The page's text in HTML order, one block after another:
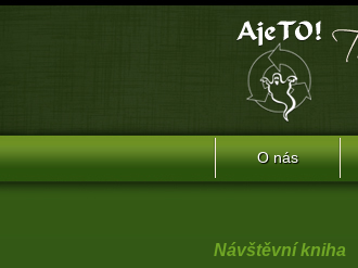
O nás
Návštěvní kniha